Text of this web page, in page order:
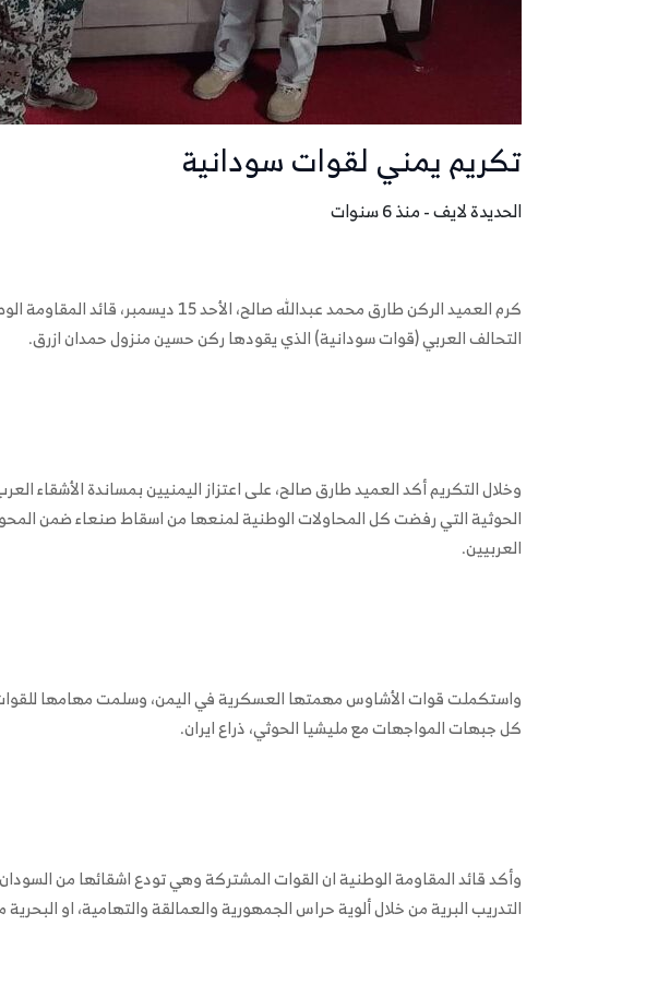
تكريم يمني لقوات سودانية
الحديدة لايف - منذ 6 سنوات
كرم العميد الركن طارق محمد عبدالله صالح،
التحالف العربي (قوات سودانية) الذي يقودها ركن حسين منزول حمدان ازرق.
وخلال التكريم أكد العميد طارق صالح، على اعتزاز اليمنيين بمساندة الأشقاء
الحوثية التي رفضت كل المحاولات الوطنية لمنعها من اسقاط صنعاء ضمن المحور
العربيين.
واستكملت قوات الأشاوس مهمتها العسكرية في اليمن، وسلمت مهامها
كل جبهات المواجهات مع مليشيا الحوثي، ذراع ايران.
وأكد قائد المقاومة الوطنية ان القوات المشتركة وهي تودع اشقائها من
التدريب البرية من خلال ألوية حراس الجمهورية والعمالقة والتهامية، او